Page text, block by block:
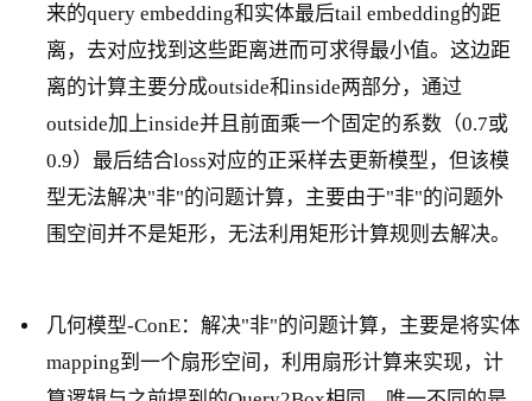
来的query embedding和实体最后tail embedding的距
离，去对应找到这些距离进而可求得最小值。这边距
离的计算主要分成outside和inside两部分，通过
outside加上inside并且前面乘一个固定的系数（0.7或
0.9）最后结合loss对应的正采样去更新模型，但该模
型无法解决"非"的问题计算，主要由于"非"的问题外
围空间并不是矩形，无法利用矩形计算规则去解决。
几何模型-ConE：解决"非"的问题计算，主要是将实体
mapping到一个扇形空间，利用扇形计算来实现，计